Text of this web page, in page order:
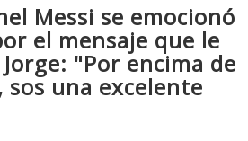
Messi se emocionó
el mensaje que le
"Por encima de
una excelente